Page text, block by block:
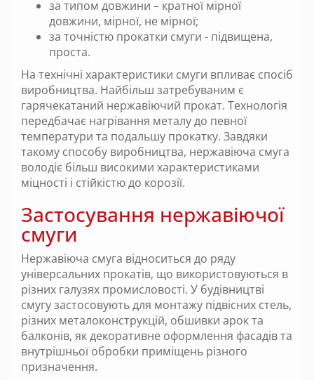
за типом довжини – кратної мірної
довжини, мірної, не мірної;
за точністю прокатки смуги - підвищена,
проста.
На технічні характеристики смуги впливає спосіб
виробництва. Найбільш затребуваним є
гарячекатаний нержавіючий прокат. Технологія
передбачає нагрівання металу до певної
температури та подальшу прокатку. Завдяки
такому способу виробництва, нержавіюча смуга
володіє більш високими характеристиками
міцності і стійкістю до корозії.
Застосування нержавіючої
смуги
Нержавіюча смуга відноситься до ряду
універсальних прокатів, що використовуються в
різних галузях промисловості. У будівництві
смугу застосовують для монтажу підвісних стель,
різних металоконструкцій, обшивки арок та
балконів, як декоративне оформлення фасадів та
внутрішньої обробки приміщень різного
призначення.